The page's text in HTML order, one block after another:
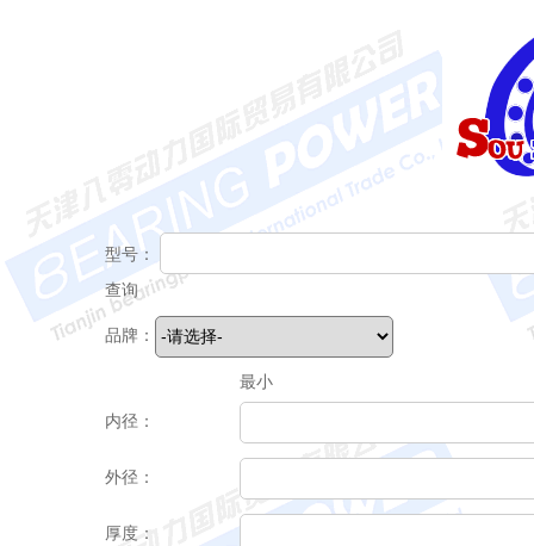
型号：
查询
品牌：
最小
内径：
外径：
厚度：